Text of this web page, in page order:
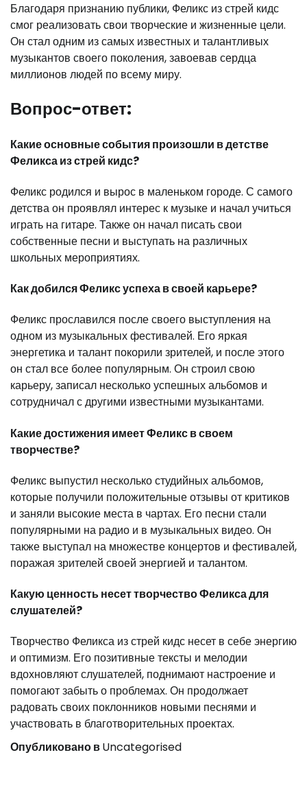
Благодаря признанию публики, Феликс из стрей кидс
смог реализовать свои творческие и жизненные цели.
Он стал одним из самых известных и талантливых
музыкантов своего поколения, завоевав сердца
миллионов людей по всему миру.
Вопрос-ответ:
Какие основные события произошли в детстве
Феликса из стрей кидс?
Феликс родился и вырос в маленьком городе. С самого
детства он проявлял интерес к музыке и начал учиться
играть на гитаре. Также он начал писать свои
собственные песни и выступать на различных
школьных мероприятиях.
Как добился Феликс успеха в своей карьере?
Феликс прославился после своего выступления на
одном из музыкальных фестивалей. Его яркая
энергетика и талант покорили зрителей, и после этого
он стал все более популярным. Он строил свою
карьеру, записал несколько успешных альбомов и
сотрудничал с другими известными музыкантами.
Какие достижения имеет Феликс в своем
творчестве?
Феликс выпустил несколько студийных альбомов,
которые получили положительные отзывы от критиков
и заняли высокие места в чартах. Его песни стали
популярными на радио и в музыкальных видео. Он
также выступал на множестве концертов и фестивалей,
поражая зрителей своей энергией и талантом.
Какую ценность несет творчество Феликса для
слушателей?
Творчество Феликса из стрей кидс несет в себе энергию
и оптимизм. Его позитивные тексты и мелодии
вдохновляют слушателей, поднимают настроение и
помогают забыть о проблемах. Он продолжает
радовать своих поклонников новыми песнями и
участвовать в благотворительных проектах.
Опубликовано вUncategorised